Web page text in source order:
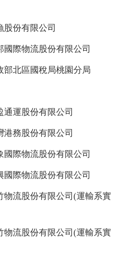
股份有限公司
國際物流股份有限公司
部北區國稅局桃園分局
通運股份有限公司
港務股份有限公司
國際物流股份有限公司
國際物流股份有限公司
物流股份有限公司(運輸系實
物流股份有限公司(運輸系實